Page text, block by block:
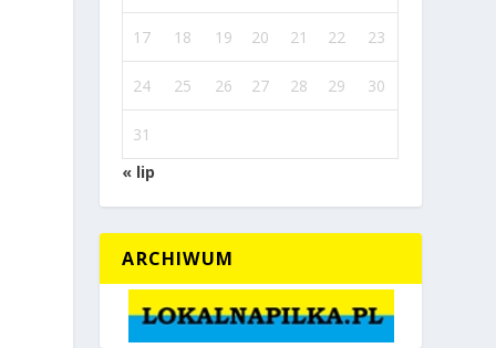
17 18 19 20 21 22 23
24 25 26 27 28 29 30
31
« lip
ARCHIWUM